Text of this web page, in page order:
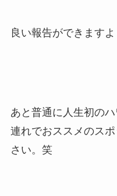
良い報告ができますよ
あと普通に人生初の
連れでおススメのス
さい。笑